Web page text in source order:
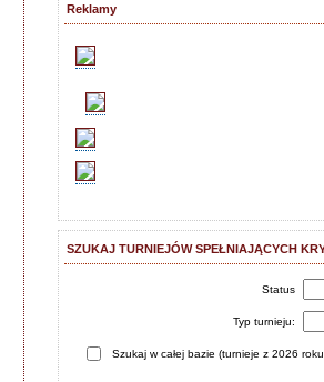
Reklamy
SZUKAJ TURNIEJÓW SPEŁNIAJĄCYCH
Status
Typ turnieju:
Szukaj w całej bazie (turnieje z 2026